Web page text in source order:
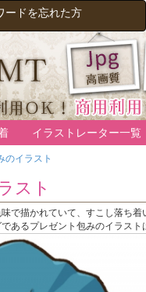
ードを忘れた方
イラストレーター一覧
のイラスト
スト
で描かれていて、すこし落ち
あるプレゼント包みのイラス